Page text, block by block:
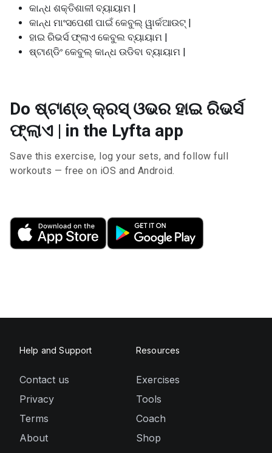
କାନ୍ଧ ଶକ୍ତିଶାଳୀ ବ୍ୟାୟାମ |
କାନ୍ଧ ମାଂସପେଶୀ ପାଇଁ କେବୁଲ୍ ୱାର୍କଆଉଟ୍ |
ହାଇ ରିଭର୍ସ ଫ୍ଲାଏ କେବୁଲ ବ୍ୟାୟାମ |
ଷ୍ଟାଣ୍ଡିଂ କେବୁଲ୍ କାନ୍ଧ ଉଡିବା ବ୍ୟାୟାମ |
Do ଷ୍ଟାଣ୍ଡ୍ କ୍ରସ୍ ଓଭର ହାଇ ରିଭର୍ସ
ଫ୍ଲାଏ | in the Lyfta app
Save this exercise, log your sets, and follow full
workouts — free on iOS and Android.
Help and Support
Contact us
Privacy
Terms
About
Resources
Exercises
Tools
Coach
Shop